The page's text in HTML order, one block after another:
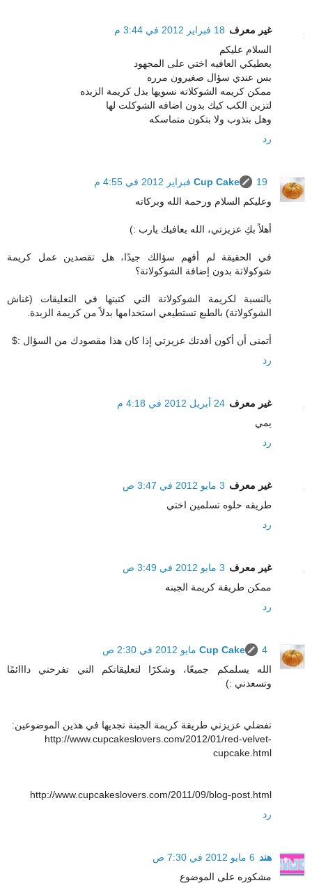
غير معرف 18 فبراير 2012 في 3:44 م
السلام عليكم
يعطيكي العافيه اختي على المجهود
بس عندي سؤال صغيرون مرره
ممكن كريمه الشوكلاته نسويها بدل كريمة الزبده
لتزين الكب كيك بدون اضافه الشوكلت لها
وهل بتذوب ولا بتكون متماسكه
رد
Cup Cake
19 فبراير 2012 في 4:55 م
وعليكم السلام ورحمة الله وبركاته
أهلاً بكِ عزيزتي، الله يعافيك يارب :)
في الحقيقة لم أفهم سؤالك جيدًا، هل تقصدين عمل كريمة
شوكولاتة بدون إضافة الشوكولاتة؟
بالنسبة لكريمة الشوكولاتة التي كتبتها في التعليقات (غناش
الشوكولاتة) بالطبع تستطيعي استخدامها بدلاً من كريمة الزبدة.
أتمنى أن أكون أفدتك عزيزتي إذا كان هذا مقصودك من السؤال :$
رد
غير معرف 24 أبريل 2012 في 4:18 م
يمي
رد
غير معرف 3 مايو 2012 في 3:47 ص
طريقه حلوه تسلمين اختي
رد
غير معرف 3 مايو 2012 في 3:49 ص
ممكن طريقة كريمة الجبنه
رد
Cup Cake
4 مايو 2012 في 2:30 ص
الله يسلمكم جميعًا، وشكرًا لتعليقاتكم التي تفرحني دااائمًا
وتسعدني :)
تفضلي عزيزتي طريقة كريمة الجبنة تجديها في هذين الموضوعين:
http://www.cupcakeslovers.com/2012/01/red-velvet-
cupcake.html
http://www.cupcakeslovers.com/2011/09/blog-post.html
رد
هند 6 مايو 2012 في 7:30 ص
مشكوره على الموضوع